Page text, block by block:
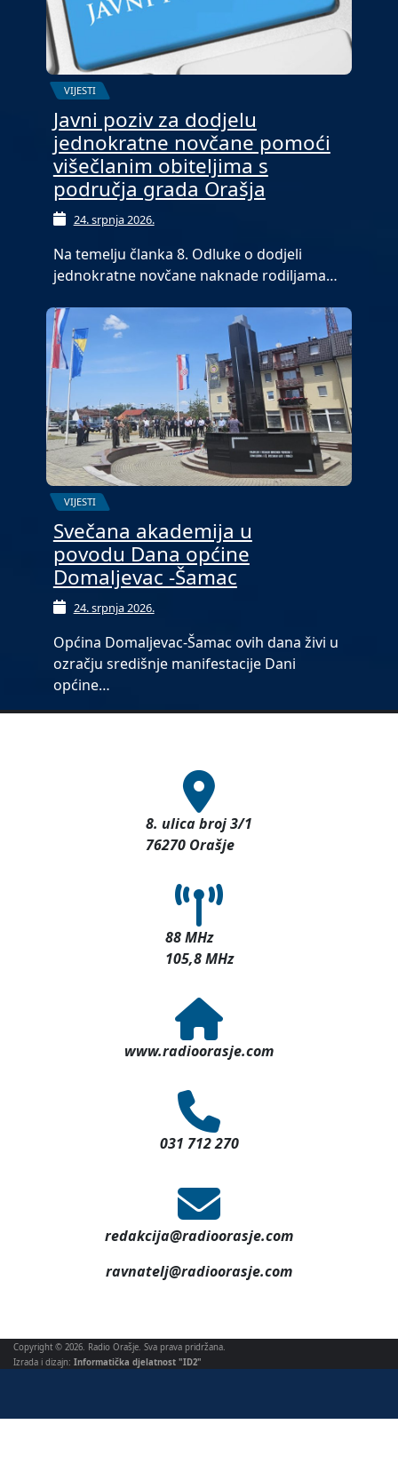
VIJESTI
Javni poziv za dodjelu
jednokratne novčane pomoći
višečlanim obiteljima s
područja grada Orašja
24. srpnja 2026.
Na temelju članka 8. Odluke o dodjeli
jednokratne novčane naknade rodiljama…
VIJESTI
Svečana akademija u
povodu Dana općine
Domaljevac -Šamac
24. srpnja 2026.
Općina Domaljevac-Šamac ovih dana živi u
ozračju središnje manifestacije Dani
općine…
8. ulica broj 3/1
76270 Orašje
88 MHz
105,8 MHz
www.radioorasje.com
031 712 270
redakcija@radioorasje.com
ravnatelj@radioorasje.com
Copyright © 2026. Radio Orašje. Sva prava pridržana.
Izrada i dizajn: Informatička djelatnost "ID2"